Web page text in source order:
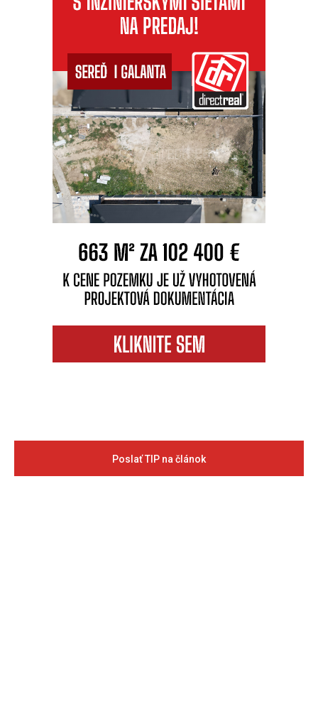
Poslať TIP na článok